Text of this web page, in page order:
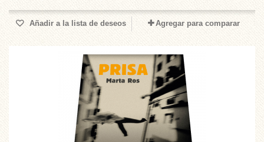
Añadir a la lista de deseos Agregar para comparar